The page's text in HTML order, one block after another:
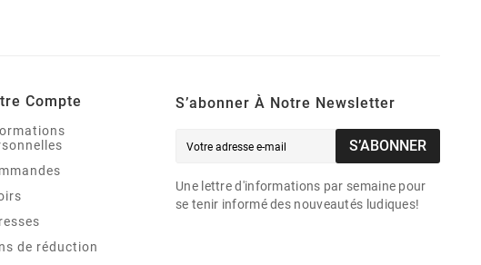
Compte
de réduction
S’abonner À Notre Newsletter
S’ABONNER
Une lettre d'informations par semaine pour
se tenir informé des nouveautés ludiques!